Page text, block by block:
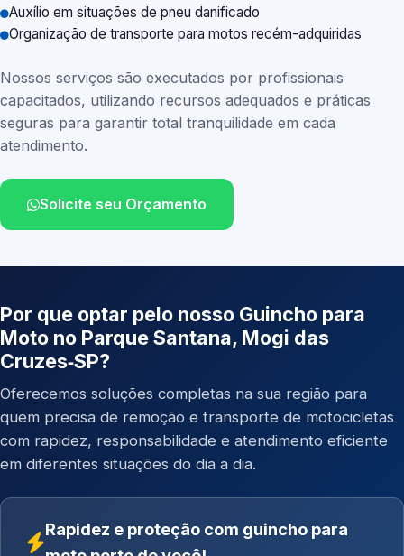
Auxílio em situações de pneu danificado
Organização de transporte para motos recém-adquiridas
Nossos serviços são executados por profissionais
capacitados, utilizando recursos adequados e práticas
seguras para garantir total tranquilidade em cada
atendimento.
Solicite seu Orçamento
Por que optar pelo nosso Guincho para
Moto no Parque Santana, Mogi das
Cruzes‑SP?
Oferecemos soluções completas na sua região para
quem precisa de remoção e transporte de motocicletas
com rapidez, responsabilidade e atendimento eficiente
em diferentes situações do dia a dia.
Rapidez e proteção com guincho para